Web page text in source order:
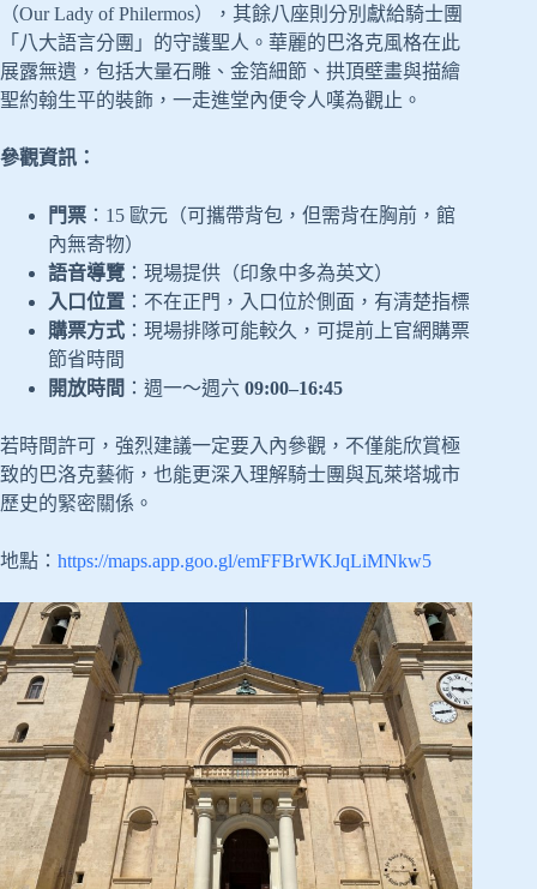
（Our Lady of Philermos），其餘八座則分別獻給騎士團
「八大語言分團」的守護聖人。華麗的巴洛克風格在此
展露無遺，包括大量石雕、金箔細節、拱頂壁畫與描繪
聖約翰生平的裝飾，一走進堂內便令人嘆為觀止。
參觀資訊：
門票 ：15 歐元（可攜帶背包，但需背在胸前，館
內無寄物）
語音導覽 ：現場提供（印象中多為英文）
入口位置 ：不在正門，入口位於側面，有清楚指標
購票方式 ：現場排隊可能較久，可提前上官網購票
節省時間
開放時間 ：週一～週六 09:00–16:45
若時間許可，強烈建議一定要入內參觀，不僅能欣賞極
致的巴洛克藝術，也能更深入理解騎士團與瓦萊塔城市
歷史的緊密關係。
地點： https://maps.app.goo.gl/emFFBrWKJqLiMNkw5